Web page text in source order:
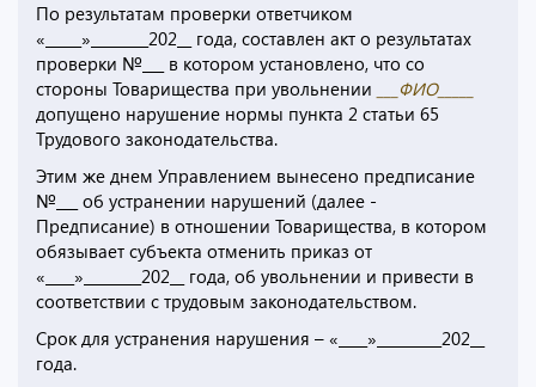
По результатам проверки ответчиком
«_____»________202__ года, составлен акт о результатах
проверки №___ в котором установлено, что со
стороны Товарищества при увольнении
___ФИО_____
допущено нарушение нормы пункта 2 статьи 65
Трудового законодательства.
Этим же днем Управлением вынесено предписание
№___ об устранении нарушений (далее -
Предписание) в отношении Товарищества, в котором
обязывает субъекта отменить приказ от
«____»________202__ года, об увольнении и привести в
соответствии с трудовым законодательством.
Срок для устранения нарушения – «____»_________202__
года.